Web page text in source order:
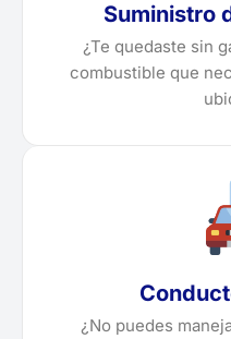
Suministro
¿Te quedaste sin
combustible que
¿No puedes